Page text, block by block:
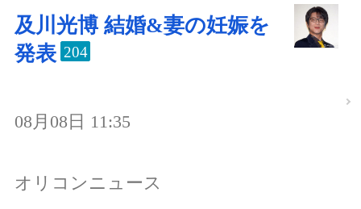
及川光博 結婚&妻の妊娠を
発表 204
08月08日 11:35
オリコンニュース